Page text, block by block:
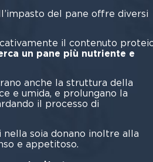
del pane offre diversi
il contenuto
un pane più nutriente e
anche la struttura della
e umida, e prolungano la
il processo di
soia donano inoltre alla
e appetitoso.